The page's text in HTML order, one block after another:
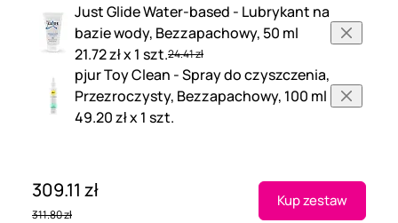
Just Glide Water-based - Lubrykant na
bazie wody, Bezzapachowy, 50 ml
21.72 zł x 1 szt.24.41 zł
pjur Toy Clean - Spray do czyszczenia,
Przezroczysty, Bezzapachowy, 100 ml
49.20 zł x 1 szt.
309.11 zł
311.80 zł
Kup zestaw